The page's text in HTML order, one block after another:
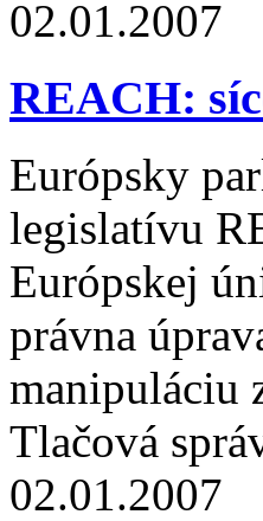
02.01.2007
REACH:
Európsky
legislatívu
Európskej
právna
manipuláciu
Tlačová
02.01.2007